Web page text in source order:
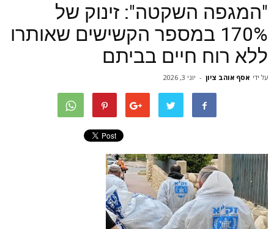
"המגפה השקטה": זינוק של
170% במספר הקשישים שאותרו
ללא רוח חיים בביתם
על ידי אסף אוהב ציון - יוני 3, 2026